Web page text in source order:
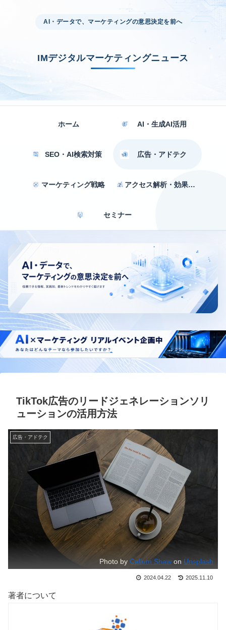
AI・データで、マーケティングの意思決定を前へ
IMデジタルマーケティングニュース
ホーム AI・生成AI活用
SEO・AI検索対策 広告・アドテク
マーケティング戦略 アクセス解析・効果測定
セミナー
TikTok広告のリードジェネレーションソリ
ューションの活用方法
広告・アドテク
Photo byCallum Shaw on Unsplash
2024.04.22 2025.11.10
著者について